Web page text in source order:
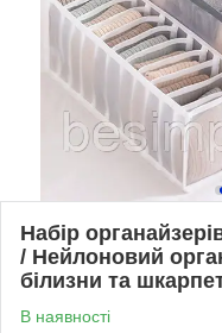
Набір
/ Нейлоновий
білизни та
В наявності